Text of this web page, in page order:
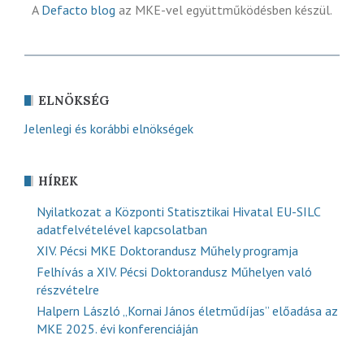
A Defacto blog az MKE-vel együttműködésben készül.
ELNÖKSÉG
Jelenlegi és korábbi elnökségek
HÍREK
Nyilatkozat a Központi Statisztikai Hivatal EU-SILC
adatfelvételével kapcsolatban
XIV. Pécsi MKE Doktorandusz Műhely programja
Felhívás a XIV. Pécsi Doktorandusz Műhelyen való
részvételre
Halpern László „Kornai János életműdíjas” előadása az
MKE 2025. évi konferenciáján